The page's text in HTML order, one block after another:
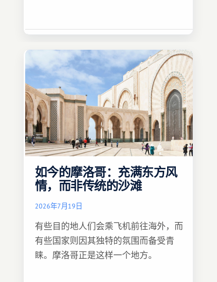
如今的摩洛哥：充满东方风
情，而非传统的沙滩
2026年7月19日
有些目的地人们会乘飞机前往海外，而
有些国家则因其独特的氛围而备受青
睐。摩洛哥正是这样一个地方。